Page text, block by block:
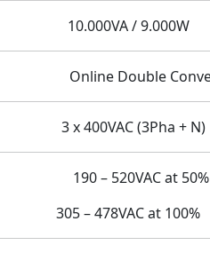
/
Conversion
(3Pha + N)
– 520VAC at 50%
at 100%